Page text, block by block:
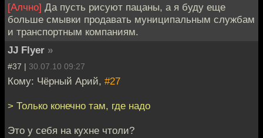
[Алчно] Да пусть рисуют пацаны, а я буду еще
больше смывки продавать муниципальным службам
и транспортным компаниям.
JJ Flyer »
#37 | 30.07.10 09:27
Кому: Чёрный Арий, #27
> Только конечно там, где надо
Это у себя на кухне чтоли?